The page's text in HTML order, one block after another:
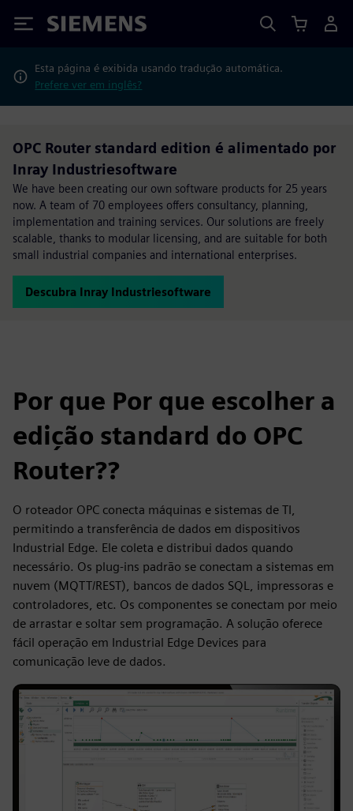
Siemens
Esta página é exibida usando tradução automática.
Prefere ver em inglês?
OPC Router standard edition é alimentado por
Inray Industriesoftware
We have been creating our own software products for 25 years
now. A team of 70 employees offers consultancy, planning,
implementation and training services. Our solutions are freely
scalable, thanks to modular licensing, and are suitable for both
small industrial companies and international enterprises.
Descubra Inray Industriesoftware
Por que Por que escolher a
edição standard do OPC
Router??
O roteador OPC conecta máquinas e sistemas de TI,
permitindo a transferência de dados em dispositivos
Industrial Edge. Ele coleta e distribui dados quando
necessário. Os plug-ins padrão se conectam a sistemas em
nuvem (MQTT/REST), bancos de dados SQL, impressoras e
controladores, etc. Os componentes se conectam por meio
de arrastar e soltar sem programação. A solução oferece
fácil operação em Industrial Edge Devices para
comunicação leve de dados.